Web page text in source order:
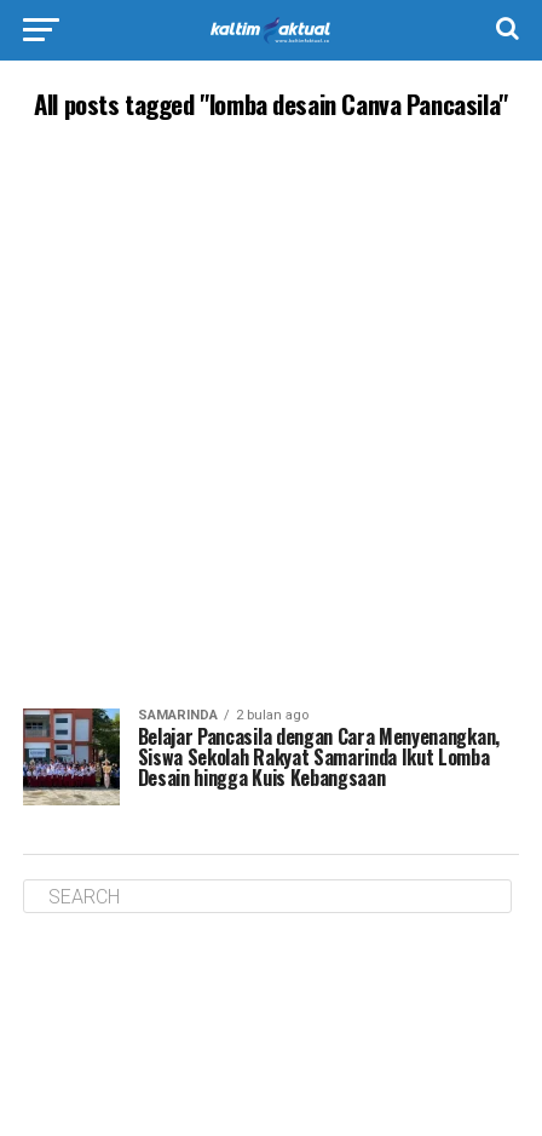
All posts tagged "lomba desain Canva Pancasila"
SAMARINDA 2 bulan ago
Belajar Pancasila dengan Cara Menyenangkan,
Siswa Sekolah Rakyat Samarinda Ikut Lomba
Desain hingga Kuis Kebangsaan